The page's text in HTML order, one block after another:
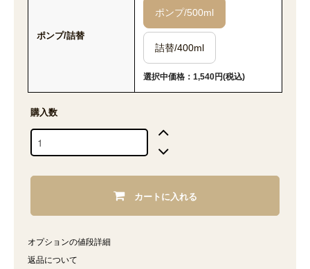
ポンプ/詰替
ポンプ/500ml
詰替/400ml
選択中価格：1,540円(税込)
購入数
カートに入れる
オプションの値段詳細
返品について